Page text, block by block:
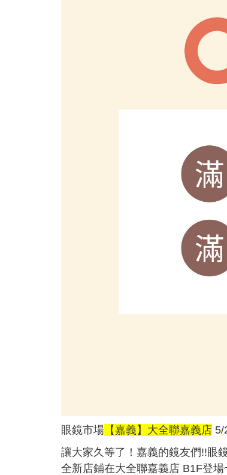
眼鏡市場 【嘉義】大全聯嘉義店 5/
讓大家久等了！嘉義的鏡友們!!眼
全新店鋪在大全聯嘉義店 B1F登